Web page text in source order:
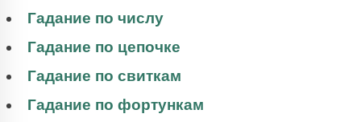
Гадание по числу
Гадание по цепочке
Гадание по свиткам
Гадание по фортункам